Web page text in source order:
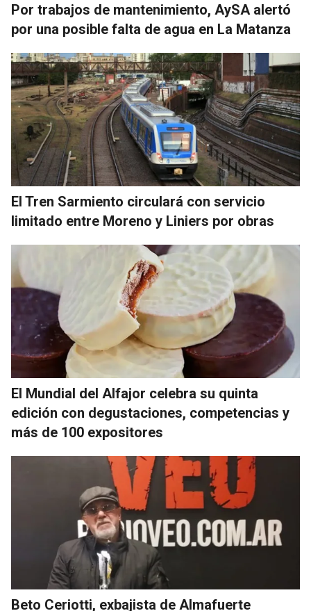
Por trabajos de mantenimiento, AySA alertó
por una posible falta de agua en La Matanza
El Tren Sarmiento circulará con servicio
limitado entre Moreno y Liniers por obras
El Mundial del Alfajor celebra su quinta
edición con degustaciones, competencias y
más de 100 expositores
Beto Ceriotti, exbajista de Almafuerte